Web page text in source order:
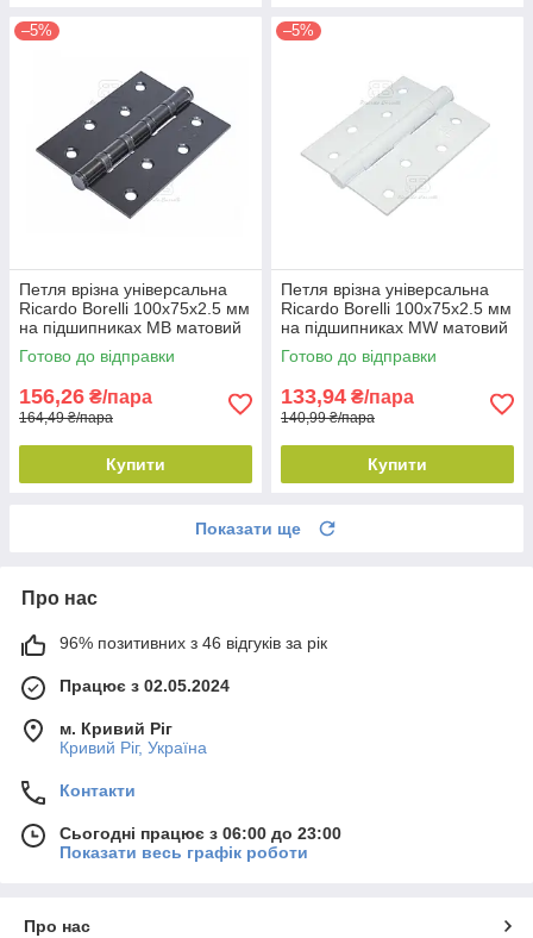
–5%
Петля врізна універсальна
Ricardo Borelli 100х75х2.5 мм
на підшипниках MB матовий
чорний
Готово до відправки
156,26 ₴/пара
164,49 ₴/пара
Купити
–5%
Петля врізна універсальна
Ricardo Borelli 100х75х2.5 мм
на підшипниках MW матовий
білий
Готово до відправки
133,94 ₴/пара
140,99 ₴/пара
Купити
Показати ще
Про нас
96% позитивних з 46 відгуків за рік
Працює з 02.05.2024
м. Кривий Ріг
Кривий Ріг, Україна
Контакти
Сьогодні працює з 06:00 до 23:00
Показати весь графік роботи
Про нас